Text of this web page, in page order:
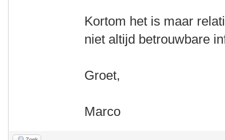
Kortom het is maar
niet altijd betrouwbare
Groet,
Marco